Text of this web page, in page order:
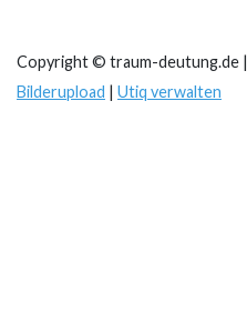
Copyright © traum-deutung.de |
Bilderupload | Utiq verwalten